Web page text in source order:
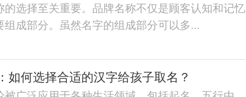
选择至关重要。品牌名称不仅是顾客认知和记忆
成部分。虽然名字的组成部分可以多...
如何选择合适的汉字给孩子取名？